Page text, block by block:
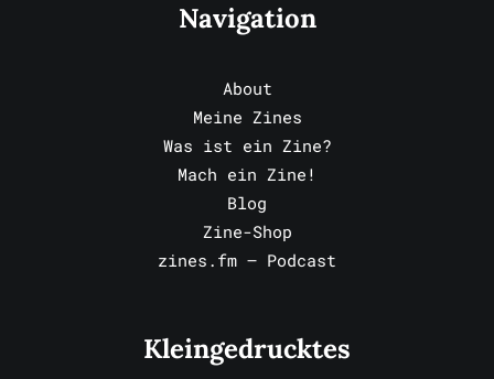
Navigation
About
Meine Zines
Was ist ein Zine?
Mach ein Zine!
Blog
Zine-Shop
zines.fm – Podcast
Kleingedrucktes